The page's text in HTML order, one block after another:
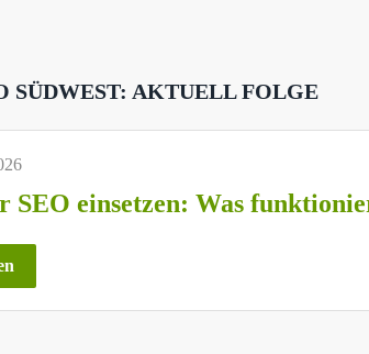
SÜDWEST: AKTUELL FOLGE
SEO einsetzen: Was